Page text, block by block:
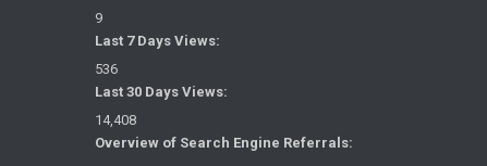
9
Last 7 Days Views:
536
Last 30 Days Views:
14,408
Overview of Search Engine Referrals: